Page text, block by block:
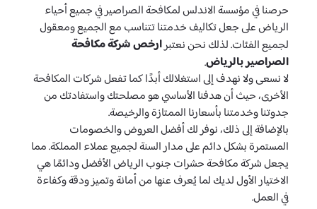
حرصنا في مؤسسة الاندلس لمكافحة الصراصير في جميع أحياء
الرياض على جعل تكاليف خدمتنا تتناسب مع الجميع ومعقول
لجميع الفئات. لذلك نحن نعتبرارخص شركة مكافحة
الصراصير بالرياض.
لا نسعى ولا نهدف إلى استغلالك أبدًا كما تفعل شركات المكافحة
الأخرى، حيث أن هدفنا الأساسي هو مصلحتك واستفادتك من
جدوتنا وخدمتنا بأسعارنا الممتازة والرخيصة.
بالإضافة إلى ذلك، نوفر لك أفضل العروض والخصومات
المستمرة بشكل دائم على مدار السنة لجميع عملاء المملكة. مما
يجعل شركة مكافحة حشرات جنوب الرياض الأفضل ودائمًا هي
الاختيار الأول لديك لما يُعرف عنها من أمانة وتميز ودقة وكفاءة
في العمل.